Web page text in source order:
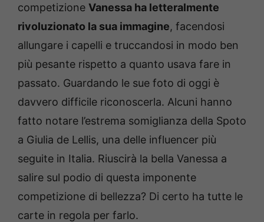
competizione Vanessa ha letteralmente
rivoluzionato la sua immagine, facendosi
allungare i capelli e truccandosi in modo ben
più pesante rispetto a quanto usava fare in
passato. Guardando le sue foto di oggi è
davvero difficile riconoscerla. Alcuni hanno
fatto notare l’estrema somiglianza della Spoto
a Giulia de Lellis, una delle influencer più
seguite in Italia. Riuscirà la bella Vanessa a
salire sul podio di questa imponente
competizione di bellezza? Di certo ha tutte le
carte in regola per farlo.